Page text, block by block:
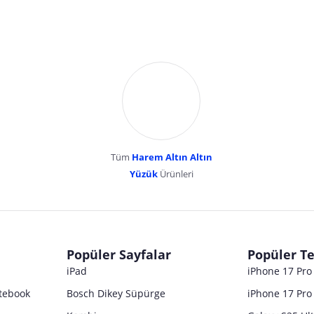
YENİBOSNA MERKEZ MAH LADİN SOK
Tüm Harem Altın Altın
YüzükÜrünleri
Popüler Sayfalar
iPad
Bosch Dikey Süpürge
Popüler
iPhone 17
iPhone 17 Pro